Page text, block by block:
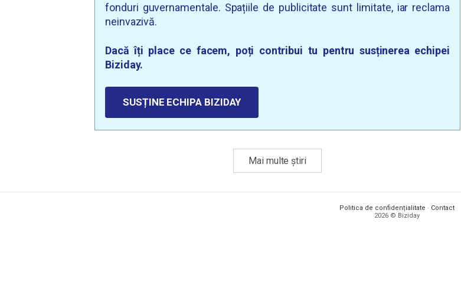
fonduri guvernamentale. Spațiile de publicitate sunt limitate, iar reclama
neinvazivă.
Dacă îți place ce facem, poți contribui tu pentru susținerea echipei
Biziday.
SUSȚINE ECHIPA BIZIDAY
Mai multe știri
Politica de confidențialitate · Contact
2026 © Biziday